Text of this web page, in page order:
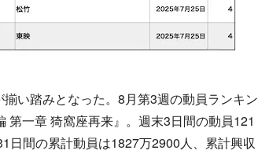
い踏みとなった。8月第3週の動員ランキン
一章 猗窩座再来』。週末3日間の動員121
日間の累計動員は1827万2900人、累計興収